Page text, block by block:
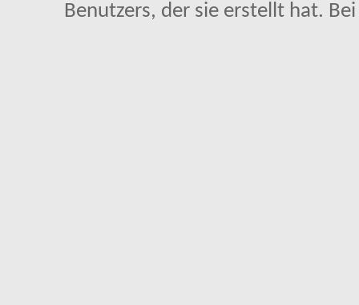
Benutzers, der sie erstellt hat.